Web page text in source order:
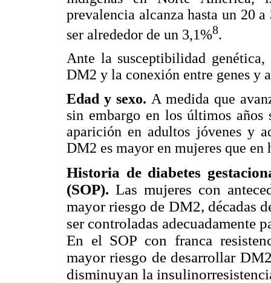
prevalencia alcanza hasta un 20
ser alrededor de un 3,1%8.
Ante la susceptibilidad
DM2 y la conexión entre genes y
Edad y sexo. A medida que
sin embargo en los últimos
aparición en adultos jóvenes y
DM2 es mayor en mujeres que en
Historia de diabetes
(SOP).Las mujeres con
mayor riesgo de DM2, décadas
ser controladas adecuadamente
En el SOP con franca
mayor riesgo de desarrollar
disminuyan la